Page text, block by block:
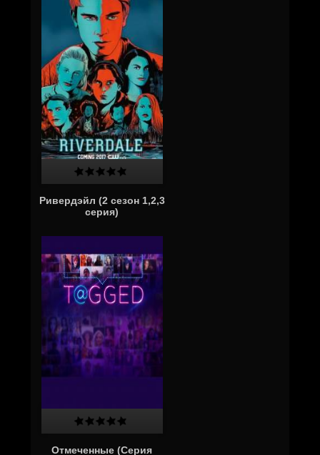
Ривердэйл (2 сезон 1,2,3
серия)
Отмеченные (Серия